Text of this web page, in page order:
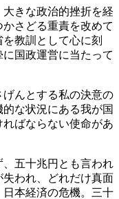
きな政治的挫折を経
さどる重責を改めて
教訓として心に刻
国政運営に当たって
んとする私の決意の
な状況にある我が国
ばならない使命があ
五十兆円とも言われ
われ、どれだけ真面
本経済の危機。三十